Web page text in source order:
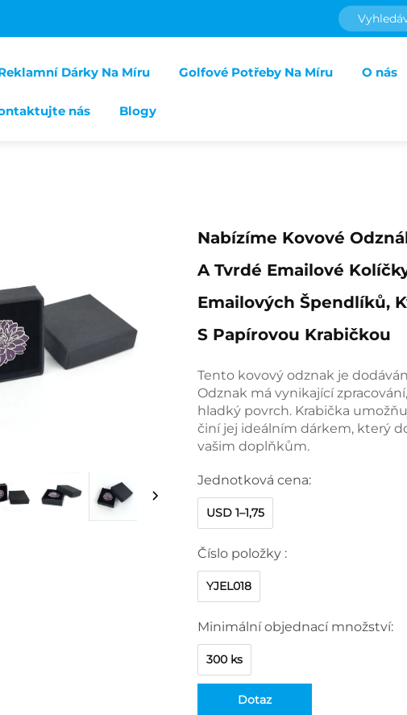
Dárky Na Míru Golfové Potřeby Na Míru O nás
nás Blogy
Nabízíme Kovové
A Tvrdé Emailové
Emailových Špendlíků,
S Papírovou Krabičkou
Tento kovový odznak je
Odznak má vynikající
hladký povrch. Krabička
činí jej ideálním dárkem, který
vašim doplňkům.
Jednotková cena:
USD 1–1,75
Číslo položky :
YJEL018
Minimální objednací množství:
300 ks
Dotaz